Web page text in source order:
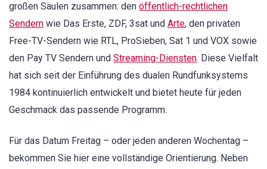
großen Säulen zusammen: den öffentlich-rechtlichen
Sendern wie Das Erste, ZDF, 3sat und Arte, den privaten
Free-TV-Sendern wie RTL, ProSieben, Sat 1 und VOX sowie
den Pay TV Sendern und Streaming-Diensten. Diese Vielfalt
hat sich seit der Einführung des dualen Rundfunksystems
1984 kontinuierlich entwickelt und bietet heute für jeden
Geschmack das passende Programm.
Für das Datum Freitag – oder jeden anderen Wochentag –
bekommen Sie hier eine vollständige Orientierung. Neben